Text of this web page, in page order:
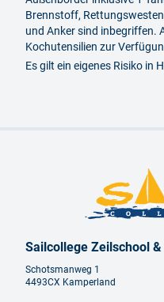
Brennstoff,
und Anker sind inbegriffen.
Kochutensilien zur
Es gilt ein eigenes Risiko in
Sailcollege Zeilschool
Schotsmanweg 1
4493CX Kamperland